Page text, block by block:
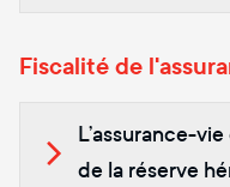
Fiscalité de
L’assurance-
de la réserve